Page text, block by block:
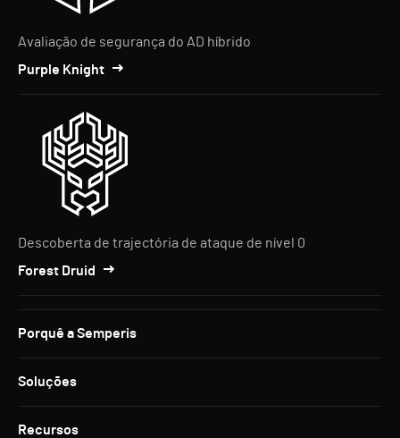
Avaliação de segurança do AD híbrido
Purple Knight
Descoberta de trajectória de ataque de nível 0
Forest Druid
Porquê a Semperis
Soluções
Recursos